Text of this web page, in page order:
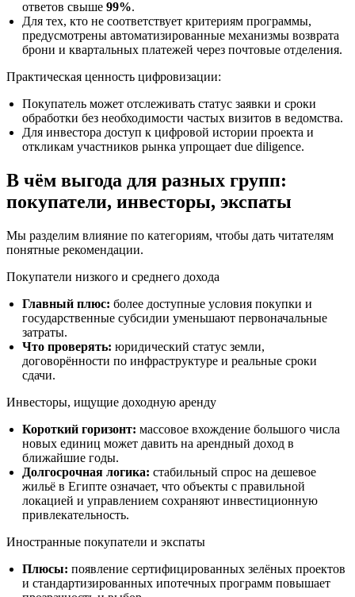
ответов свыше 99%.
Для тех, кто не соответствует критериям программы,
предусмотрены автоматизированные механизмы возврата
брони и квартальных платежей через почтовые отделения.
Практическая ценность цифровизации:
Покупатель может отслеживать статус заявки и сроки
обработки без необходимости частых визитов в ведомства.
Для инвестора доступ к цифровой истории проекта и
откликам участников рынка упрощает due diligence.
В чём выгода для разных групп:
покупатели, инвесторы, экспаты
Мы разделим влияние по категориям, чтобы дать читателям
понятные рекомендации.
Покупатели низкого и среднего дохода
Главный плюс: более доступные условия покупки и
государственные субсидии уменьшают первоначальные
затраты.
Что проверять: юридический статус земли,
договорённости по инфраструктуре и реальные сроки
сдачи.
Инвесторы, ищущие доходную аренду
Короткий горизонт: массовое вхождение большого числа
новых единиц может давить на арендный доход в
ближайшие годы.
Долгосрочная логика: стабильный спрос на дешевое
жильё в Египте означает, что объекты с правильной
локацией и управлением сохраняют инвестиционную
привлекательность.
Иностранные покупатели и экспаты
Плюсы: появление сертифицированных зелёных проектов
и стандартизированных ипотечных программ повышает